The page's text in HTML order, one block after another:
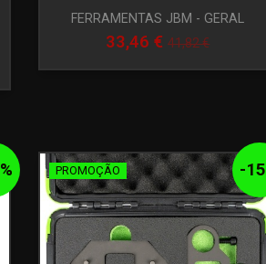
FERRAMENTAS JBM - GERAL
33,46 €41,82 €
% -15
PROMOÇÃO